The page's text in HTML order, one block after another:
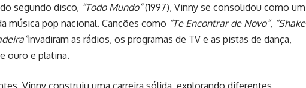
segundo disco, “Todo Mundo”(1997), Vinny se consolidou como um
música pop nacional. Canções como “Te Encontrar de Novo”, “Shake
invadiram as rádios, os programas de TV e as pistas de dança,
ouro e platina.
Vinny construiu uma carreira sólida, explorando diferentes